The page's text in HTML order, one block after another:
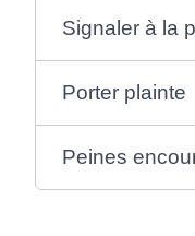
Signaler à la
Porter plainte
Peines